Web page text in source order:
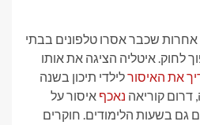
אחרות שכבר אסרו טלפונים בבתי
איטליה הציגה את אותו
את האיסורלילדי תיכון בשנה
קוריאה נאכף איסור על
גם בשעות הלימודים. חוקרים